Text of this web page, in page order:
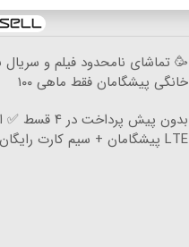
🥳 تماشای نامحدود فیلم و سریال
خانگی پیشگامان فقط ماهی ۱۰۰
بدون پیش پرداخت
LTE پیشگامان + سیم کارت رایگان